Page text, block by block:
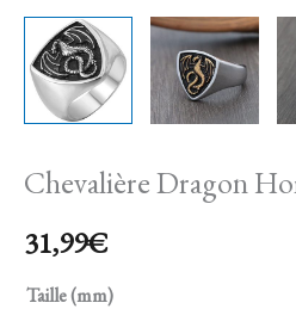
Chevalière Dragon
31,99€
Taille (mm)